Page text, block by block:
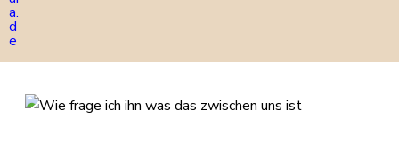
navigation